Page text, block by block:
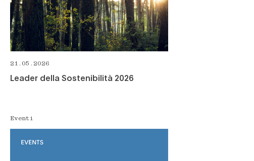
21.05.2026
Leader della Sostenibilità 2026
Eventi